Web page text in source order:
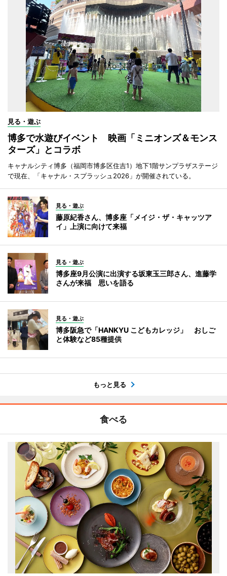
見る・遊ぶ
博多で水遊びイベント 映画「ミニオンズ＆モンス
ターズ」とコラボ
キャナルシティ博多（福岡市博多区住吉1）地下1階サンプラザステージ
で現在、「キャナル・スプラッシュ2026」が開催されている。
見る・遊ぶ
藤原紀香さん、博多座「メイジ・ザ・キャッツア
イ」上演に向けて来福
見る・遊ぶ
博多座9月公演に出演する坂東玉三郎さん、進藤学
さんが来福 思いを語る
見る・遊ぶ
博多阪急で「HANKYU こどもカレッジ」 おしご
と体験など85種提供
もっと見る
食べる